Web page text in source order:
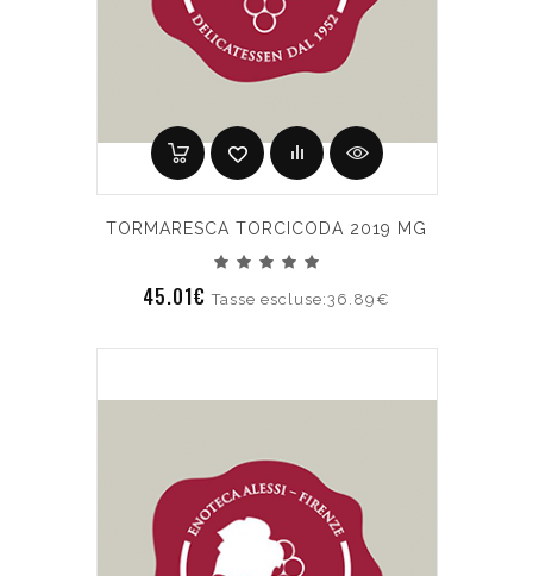
TORMARESCA TORCICODA 2019 MG
45.01€Tasse escluse:36.89€